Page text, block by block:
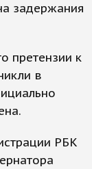
задержания
претензии к
в
РБК